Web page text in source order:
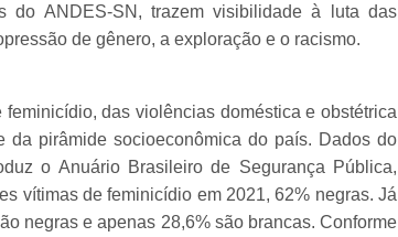
do ANDES-SN, trazem visibilidade à luta das
de gênero, a exploração e o racismo.
das violências doméstica e obstétrica
pirâmide socioeconômica do país. Dados do
o Anuário Brasileiro de Segurança Pública,
vítimas de feminicídio em 2021, 62% negras. Já
negras e apenas 28,6% são brancas. Conforme